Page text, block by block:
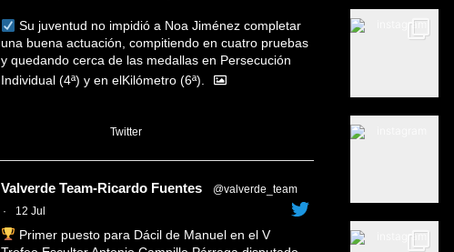
Su juventud no impidió a Noa Jiménez completar
una buena actuación, compitiendo en cuatro pruebas
y quedando cerca de las medallas en Persecución
Individual (4ª) y en elKilómetro (6ª).
Twitter
Valverde Team-Ricardo Fuentes
@valverde_team
·
12 Jul
Primer puesto para Dácil de Manuel en el V